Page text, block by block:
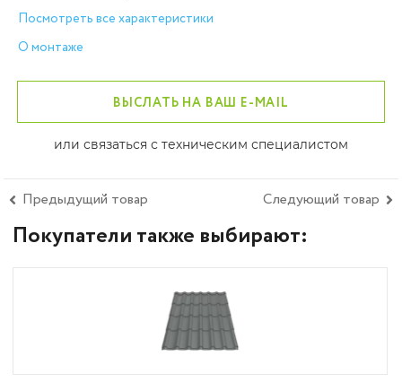
Посмотреть все характеристики
О монтаже
ВЫСЛАТЬ НА ВАШ E-MAIL
или связаться с техническим специалистом
Предыдущий товар Следующий товар
Покупатели также выбирают: